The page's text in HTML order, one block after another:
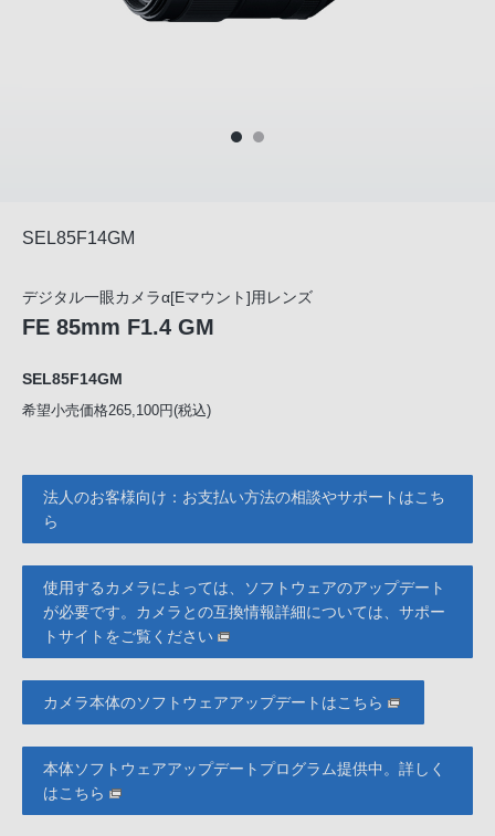
SEL85F14GM
デジタル一眼カメラα[Eマウント]用レンズ
FE 85mm F1.4 GM
SEL85F14GM
希望小売価格265,100円(税込)
法人のお客様向け：お支払い方法の相談やサポートはこち
ら
使用するカメラによっては、ソフトウェアのアップデート
が必要です。カメラとの互換情報詳細については、サポー
トサイトをご覧ください
カメラ本体のソフトウェアアップデートはこちら
本体ソフトウェアアップデートプログラム提供中。詳しく
はこちら